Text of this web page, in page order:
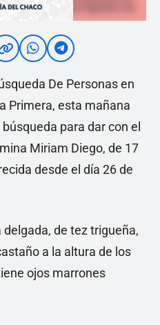
De Personas en
Primera, esta mañana
para dar con el
Miriam Diego, de 17
desde el día 26 de
de tez trigueña,
a la altura de los
ojos marrones